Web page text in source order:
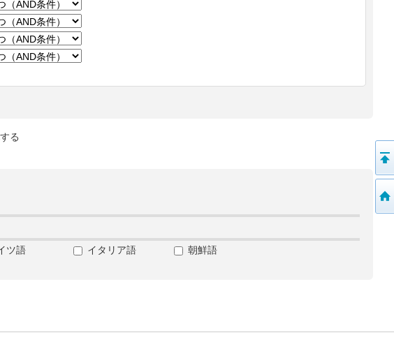
る
ツ語 イタリア語
朝鮮語